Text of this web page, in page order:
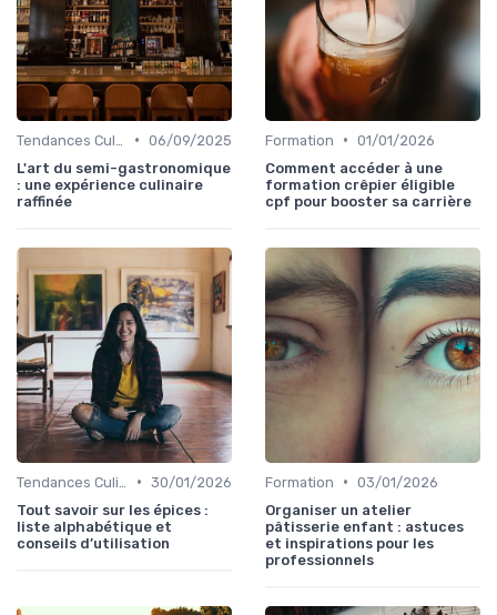
• 06/09/2025
L'art du semi-gastronomique
: une expérience culinaire
raffinée
Formation • 01/01/2026
Comment accéder à une
formation crêpier éligible
cpf pour booster sa carrière
• 30/01/2026
Tout savoir sur les épices :
liste alphabétique et
conseils d’utilisation
Formation • 03/01/2026
Organiser un atelier
pâtisserie enfant : astuces
et inspirations pour les
professionnels